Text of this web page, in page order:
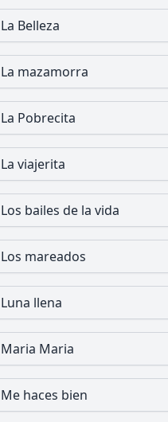
La Belleza
La mazamorra
La Pobrecita
La viajerita
Los bailes de la vida
Los mareados
Luna llena
Maria Maria
Me haces bien